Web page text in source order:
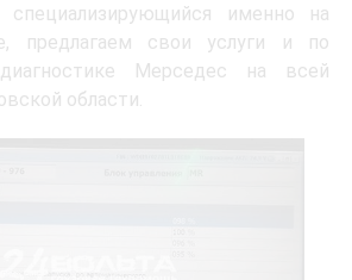
именно на
предлагаем свои услуги и по
Мерседес на всей
области.